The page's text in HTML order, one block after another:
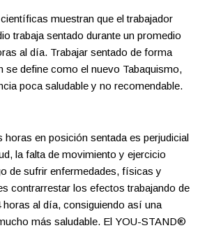
muestran que el trabajador
trabaja sentado durante un promedio
al día. Trabajar sentado de forma
se define como el nuevo Tabaquismo,
poca saludable y no recomendable.
horas en posición sentada es perjudicial
la falta de movimiento y ejercicio
de sufrir enfermedades, físicas y
contrarrestar los efectos trabajando de
horas al día, consiguiendo así una
más saludable. El YOU-STAND®